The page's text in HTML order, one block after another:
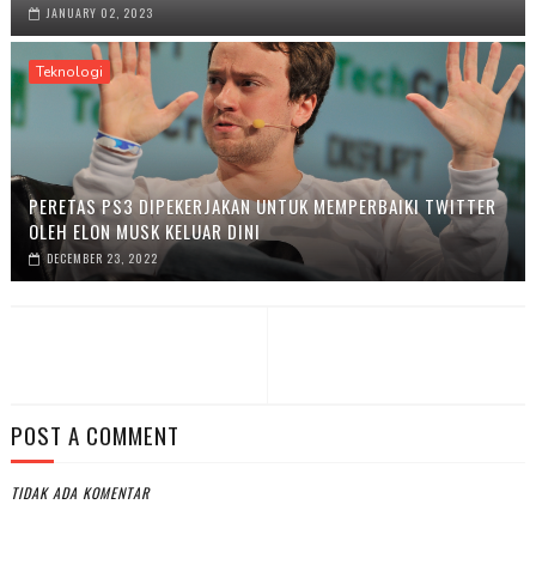
JANUARY 02, 2023
Teknologi
PERETAS PS3 DIPEKERJAKAN UNTUK MEMPERBAIKI TWITTER
OLEH ELON MUSK KELUAR DINI
DECEMBER 23, 2022
POST A COMMENT
TIDAK ADA KOMENTAR